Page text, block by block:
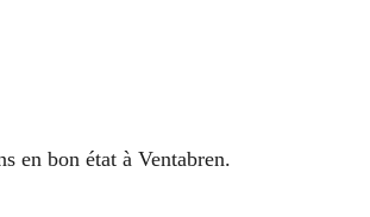
en bon état à Ventabren.